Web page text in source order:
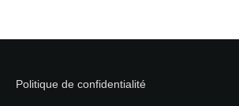
Politique de confidentialité